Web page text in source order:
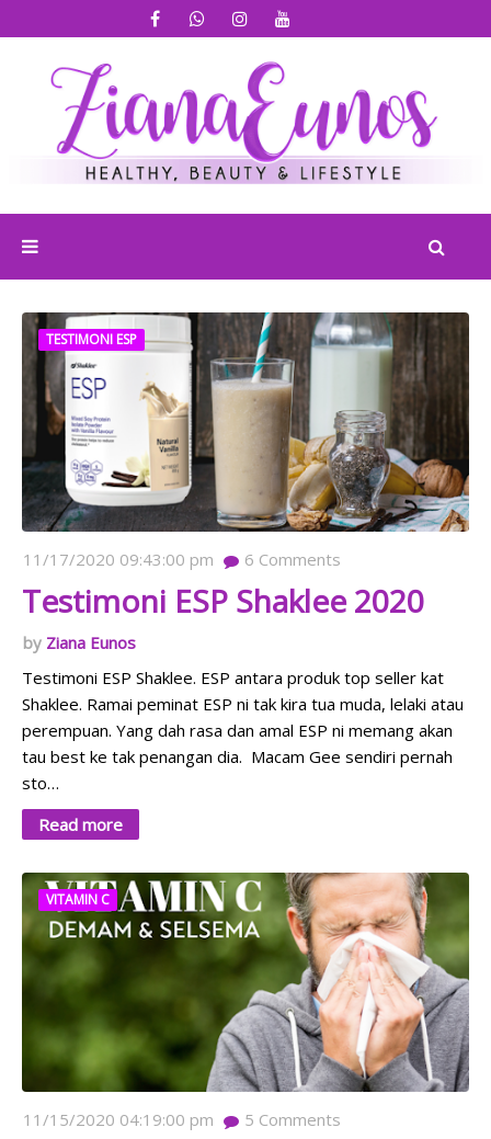
TESTIMONI ESP
11/17/2020 09:43:00 pm 6 Comments
Testimoni ESP Shaklee 2020
Ziana Eunos
Testimoni ESP Shaklee. ESP antara produk top seller kat
Shaklee. Ramai peminat ESP ni tak kira tua muda, lelaki atau
perempuan. Yang dah rasa dan amal ESP ni memang akan
tau best ke tak penangan dia. Macam Gee sendiri pernah
sto…
Read more
VITAMIN C
11/15/2020 04:19:00 pm 5 Comments